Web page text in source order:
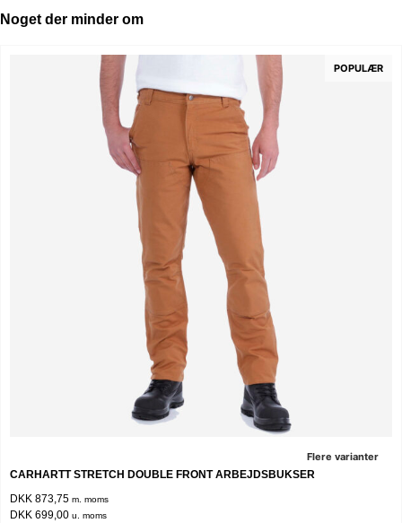
Noget der minder om
POPULÆR
Flere varianter
CARHARTT STRETCH DOUBLE FRONT ARBEJDSBUKSER
DKK 873,75 m. moms
DKK 699,00 u. moms